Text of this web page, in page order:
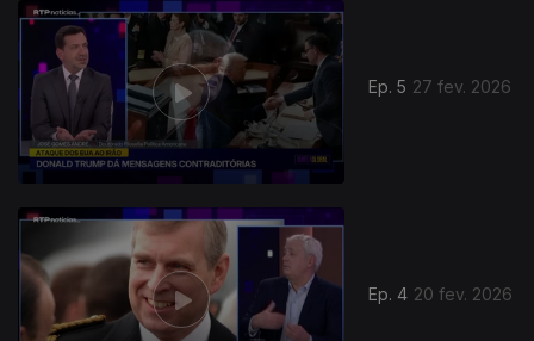
Ep. 5 27 fev. 2026
Ep. 4 20 fev. 2026